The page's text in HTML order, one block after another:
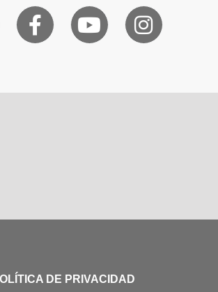
DE PRIVACIDAD